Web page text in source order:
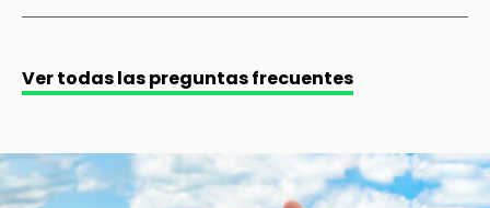
Ver todas las preguntas frecuentes